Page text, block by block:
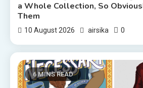
a Whole Collection, So
Them
10 August 2026 airsika 0
6 MINS READ